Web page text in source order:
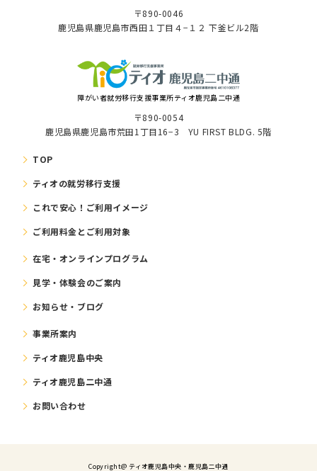
〒890-0046
⿅児島県⿅児島市⻄⽥１丁⽬４−１２ 下釜ビル2階
障がい者就労移⾏⽀援事業所ティオ鹿児島二中通
〒890-0054
鹿児島県鹿児島市荒田1丁目16−3 YU FIRST BLDG. 5階
TOP
ティオの就労移⾏⽀援
これで安⼼！ご利⽤イメージ
ご利⽤料⾦とご利⽤対象
在宅・オンラインプログラム
⾒学・体験会のご案内
お知らせ・ブログ
事業所案内
ティオ鹿児島中央
ティオ鹿児島二中通
お問い合わせ
Copyright@ ティオ⿅児島中央・鹿児島二中通